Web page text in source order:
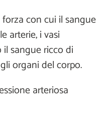
con cui il sangue
arterie, i vasi
sangue ricco di
organi del corpo.
arteriosa